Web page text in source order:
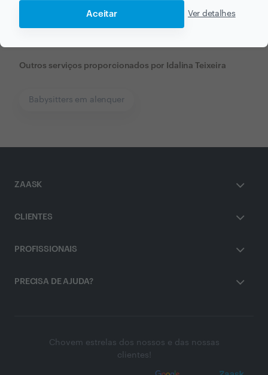
Aceitar Ver detalhes
Outros serviços proporcionados por Idalina Teixeira
Babysitters em alenquer
ZAASK
CLIENTES
PROFISSIONAIS
PRECISA DE AJUDA?
Chovem estrelas dos nossos e das nossas
clientes!